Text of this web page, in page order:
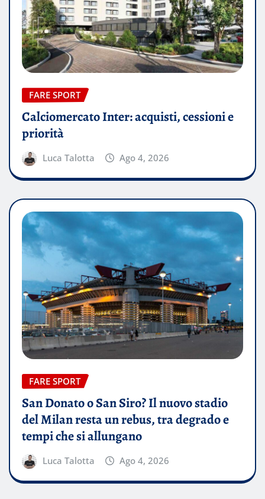
FARE SPORT
Calciomercato Inter: acquisti, cessioni e
priorità
Luca Talotta Ago 4, 2026
FARE SPORT
San Donato o San Siro? Il nuovo stadio
del Milan resta un rebus, tra degrado e
tempi che si allungano
Luca Talotta Ago 4, 2026